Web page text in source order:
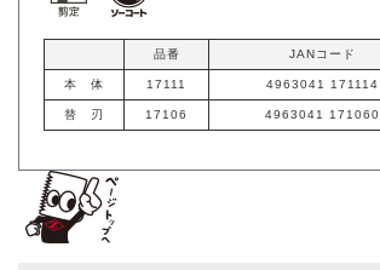
品番 JANコード
本 体 17111 4963041 171114
替 刃 17106 4963041 171060